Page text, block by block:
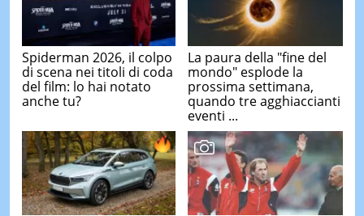
Spiderman 2026, il colpo
di scena nei titoli di coda
del film: lo hai notato
anche tu?
La paura della "fine del
mondo" esplode la
prossima settimana,
quando tre agghiaccianti
eventi ...